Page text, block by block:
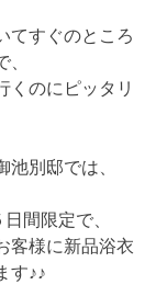
てすぐのところ
くのにピッタリ
池別邸では、
間限定で、
客様に新品浴衣
す♪♪